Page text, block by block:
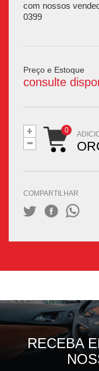
com nossos
0399
Preço e Estoque
consulte
+
-
COMPARTILHAR
RECEBA